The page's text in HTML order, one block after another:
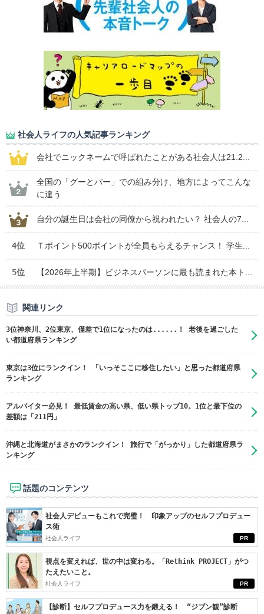
社会人ライフの人気記事ランキング
会社でニックネームで呼ばれたことがある社会人は21.2...
全国の「グーとパー」での組み分け、地方によってこんな
に違う
自分の誕生日は会社の同僚から祝われたい？ 社会人の7...
4位 Ｔポイント500ポイントが全員もらえるチャンス！ 学生...
5位 【2026年上半期】ビジネスパーソンに最も読まれた本ト...
関連リンク
3位神奈川、2位東京、僅差で1位になったのは......！ 老後を過ごした
い都道府県ランキング
東京は3位にランクイン！ 「いっそここに移住したい」と思った都道府県
ランキング
アルバイター必見！ 最低賃金の高い県、低い県トップ10。1位と最下位の
差額は「211円」
沖縄と北海道がまさかのランクイン！ 旅行で「がっかり」した都道府県ラ
ンキング
話題のコンテンツ
PR
社会人デビューもこれで完璧！ 印象アップのセルフプロデュー
ス術
社会人ライフ
PR
視点を変えれば、世の中は変わる。「Rethink PROJECT」がつ
たえたいこと。
社会人ライフ
【診断】セルフプロデュース力を鍛える！ “ジブン観”診断